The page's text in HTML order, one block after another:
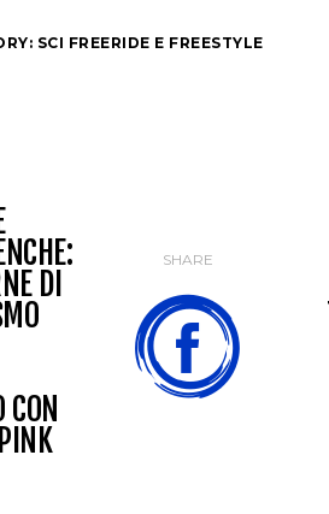
SCI FREERIDE E FREESTYLE
DI
CON
SHARE